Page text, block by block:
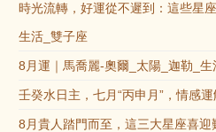
時光流轉，好運從不遲到：這些星
生活_雙子座
8月運｜馬喬麗-奧爾_太陽_迦勒_生
壬癸水日主，七月“丙申月”，情感
8月貴人踏門而至，這三大星座喜